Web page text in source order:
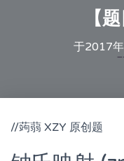
【
于2017
//蒟蒻 XZY 原创题